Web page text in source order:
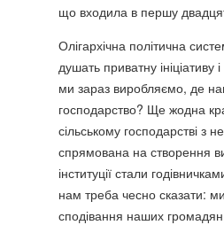
що входила в першу
Олігархічна політична
душать приватну
ми зараз виробляємо, де
господарство? Ще жодна
сільському господарстві
спрямована на створення
інституції стали
нам треба чесно сказати:
сподівання наших